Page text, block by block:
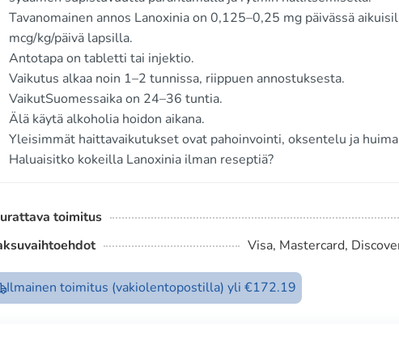
Tavanomainen annos Lanoxinia on 0,125–0,25 mg päivässä
mcg/kg/päivä lapsilla.
Antotapa on tabletti tai injektio.
Vaikutus alkaa noin 1–2 tunnissa, riippuen annostuksesta.
VaikutSuomessaika on 24–36 tuntia.
Älä käytä alkoholia hoidon aikana.
Yleisimmät haittavaikutukset ovat pahoinvointi, oksentelu ja
Haluaisitko kokeilla Lanoxinia ilman reseptiä?
toimitus
Visa, Mastercard,
Ilmainen toimitus (vakiolentopostilla) yli €172.19